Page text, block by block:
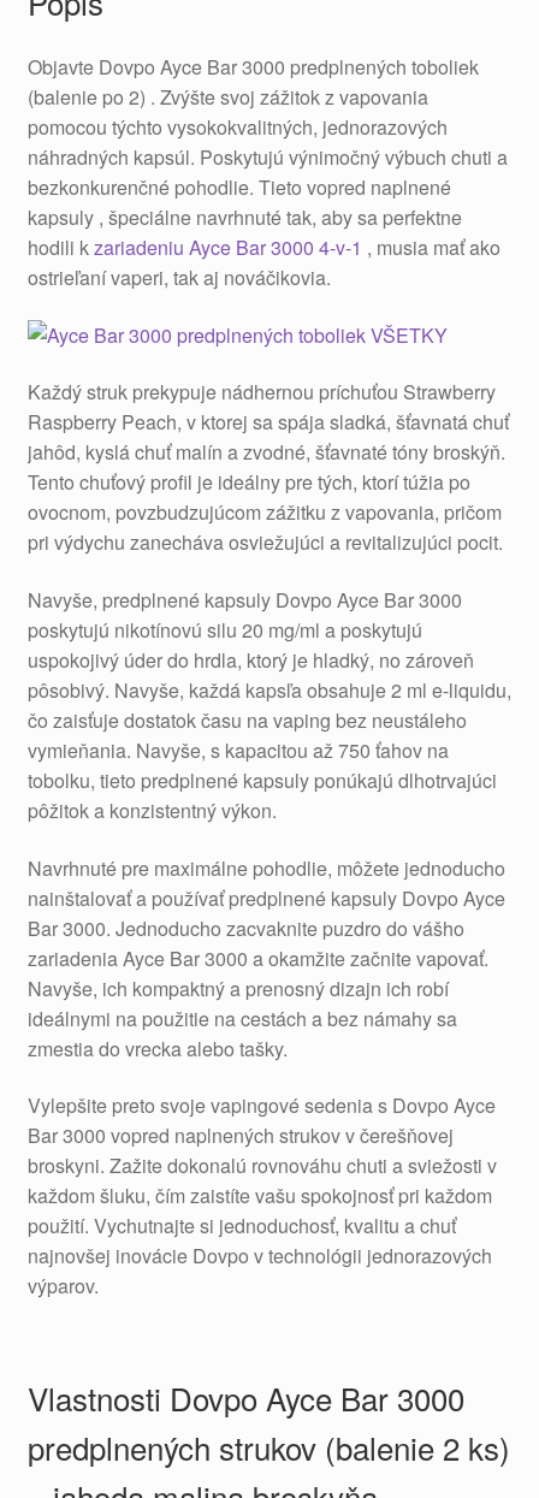
Objavte Dovpo Ayce Bar 3000 predplnených toboliek
(balenie po 2) . Zvýšte svoj zážitok z vapovania
pomocou týchto vysokokvalitných, jednorazových
náhradných kapsúl. Poskytujú výnimočný výbuch chuti a
bezkonkurenčné pohodlie. Tieto vopred naplnené
kapsuly , špeciálne navrhnuté tak, aby sa perfektne
hodili kzariadeniu Ayce Bar 3000 4-v-1 , musia mať ako
ostrieľaní vaperi, tak aj nováčikovia.
Každý struk prekypuje nádhernou príchuťou Strawberry
Raspberry Peach, v ktorej sa spája sladká, šťavnatá chuť
jahôd, kyslá chuť malín a zvodné, šťavnaté tóny broskýň.
Tento chuťový profil je ideálny pre tých, ktorí túžia po
ovocnom, povzbudzujúcom zážitku z vapovania, pričom
pri výdychu zanecháva osviežujúci a revitalizujúci pocit.
Navyše, predplnené kapsuly Dovpo Ayce Bar 3000
poskytujú nikotínovú silu 20 mg/ml a poskytujú
uspokojivý úder do hrdla, ktorý je hladký, no zároveň
pôsobivý. Navyše, každá kapsľa obsahuje 2 ml e-liquidu,
čo zaisťuje dostatok času na vaping bez neustáleho
vymieňania. Navyše, s kapacitou až 750 ťahov na
tobolku, tieto predplnené kapsuly ponúkajú dlhotrvajúci
pôžitok a konzistentný výkon.
Navrhnuté pre maximálne pohodlie, môžete jednoducho
nainštalovať a používať predplnené kapsuly Dovpo Ayce
Bar 3000. Jednoducho zacvaknite puzdro do vášho
zariadenia Ayce Bar 3000 a okamžite začnite vapovať.
Navyše, ich kompaktný a prenosný dizajn ich robí
ideálnymi na použitie na cestách a bez námahy sa
zmestia do vrecka alebo tašky.
Vylepšite preto svoje vapingové sedenia s Dovpo Ayce
Bar 3000 vopred naplnených strukov v čerešňovej
broskyni. Zažite dokonalú rovnováhu chuti a sviežosti v
každom šluku, čím zaistíte vašu spokojnosť pri každom
použití. Vychutnajte si jednoduchosť, kvalitu a chuť
najnovšej inovácie Dovpo v technológii jednorazových
výparov.
Vlastnosti Dovpo Ayce Bar 3000
predplnených strukov (balenie 2 ks)